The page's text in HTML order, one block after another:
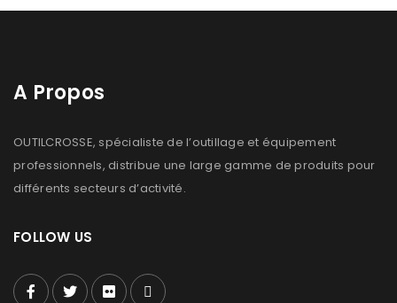
A Propos
OUTILCROSSE, spécialiste de l’outillage et équipement
professionnels, distribue une large gamme de produits pour
différents secteurs d’activité.
FOLLOW US